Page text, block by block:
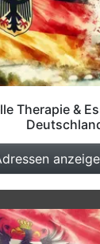
Therapie &